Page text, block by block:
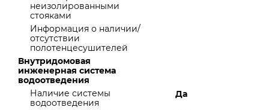
неизолированными
стояками
Информация о наличии/
отсутствии
полотенцесушителей
Внутридомовая
инженерная система
водоотведения
Наличие системы
водоотведения
Да